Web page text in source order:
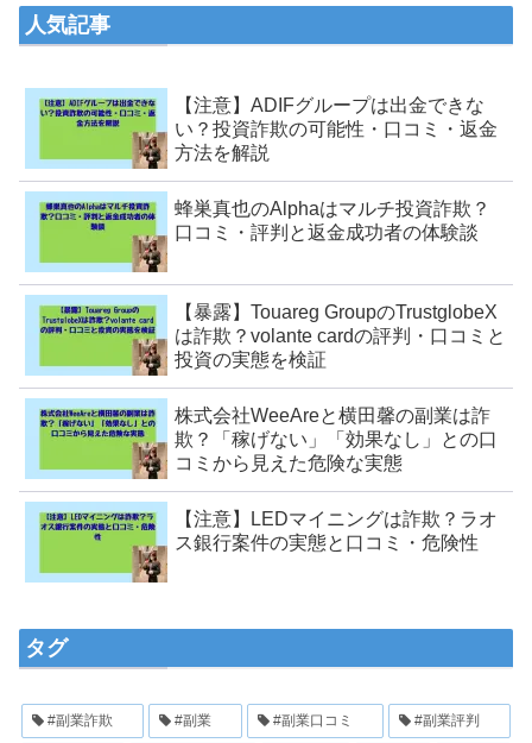
人気記事
【注意】ADIFグループは出金できな
い？投資詐欺の可能性・口コミ・返金
方法を解説
蜂巣真也のAlphaはマルチ投資詐欺？
口コミ・評判と返金成功者の体験談
【暴露】Touareg GroupのTrustglobeX
は詐欺？volante cardの評判・口コミと
投資の実態を検証
株式会社WeeAreと横田馨の副業は詐
欺？「稼げない」「効果なし」との口
コミから見えた危険な実態
【注意】LEDマイニングは詐欺？ラオ
ス銀行案件の実態と口コミ・危険性
タグ
#副業詐欺 #副業 #副業口コミ #副業評判